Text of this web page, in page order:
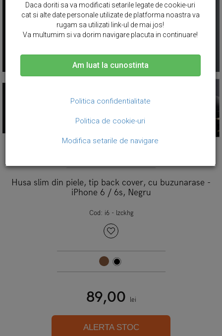
Husa slim din piele, tip back cover, cu buzunarase -
iPhone 6 / 6s, Negru
Cod: i6 - lzckhg
89,00 lei
ALERTA STOC
Daca doriti sa va modificati setarile legate de cookie-uri
cat si alte date personale utilizate de platforma noastra va
rugam sa utilizati link-ul de mai jos!
Va multumim si va dorim navigare placuta in continuare!
Am luat la cunostinta
Politica confidentialitate
Politica de cookie-uri
Modifica setarile de navigare